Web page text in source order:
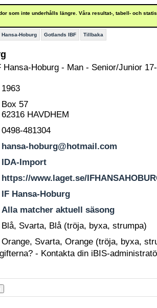
som inte underhålls längre. Våra resultat-, tabell- och
Hansa-Hoburg Gotlands IBF Tillbaka
Hansa-Hoburg - Man - Senior/Junior
1963
Box 57
62316 HAVDHEM
0498-481304
hansa-hoburg@hotmail.com
IDA-Import
https://www.laget.se/
IF Hansa-Hoburg
Alla matcher aktuell säsong
Blå, Svarta, Blå (tröja, byxa, strumpa)
Orange, Svarta, Orange (tröja, byxa,
- Kontakta din iBIS-